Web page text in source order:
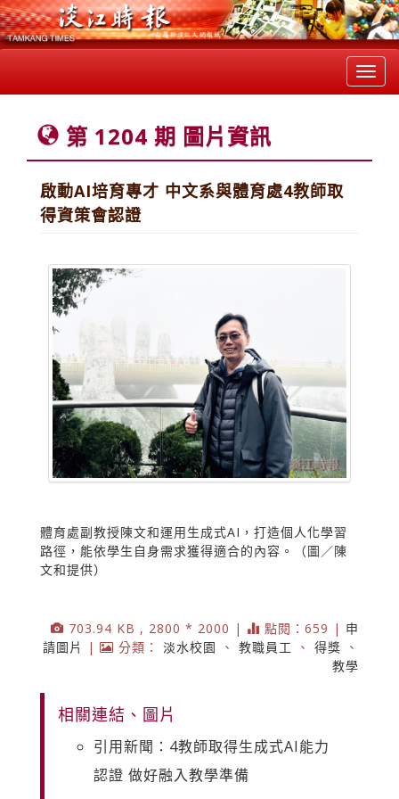
第 1204 期 圖片資訊
啟動AI培育專才 中文系與體育處4教師取
得資策會認證
體育處副教授陳文和運用生成式AI，打造個人化學習
路徑，能依學生自身需求獲得適合的內容。（圖／陳
文和提供）
703.94 KB , 2800 * 2000 | 點閱：659 | 申
請圖片
| 分類： 淡水校園 、 教職員工 、 得獎 、
教學
相關連結、圖片
引用新聞：4教師取得生成式AI能力
認證 做好融入教學準備